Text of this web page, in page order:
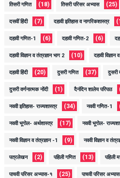
तिसरी गणित (18) तिसरी परिसर अभ्यास (25)
दसवीं हिंदी (7) दहावी इतिहास व नागरिकशास्त्र
दहावी गणित-1 (6) दहावी गणित-2 (6)
दहावी विज्ञान व तंत्रज्ञान भाग 2 (10) दहावी
दहावी हिंदी (20) दुसरी गणित (37) दुसरी
दुसरी वर्णनात्मक नोंदी (1) दैनंदिन शालेय परिपाठ
नववी इतिहास- राज्यशास्त्र (34) नववी गणित-1
नववी भूगोल- अर्थशास्त्र (17) नववी भूगोल-
नववी विज्ञान व तंत्रज्ञान -1 (9) नववी विज्ञान व
पत्रलेखन (2) पहिली गणित (13) पहिली
पाचवी परिसर अभ्यास-१ (25) पाचवी परिसर